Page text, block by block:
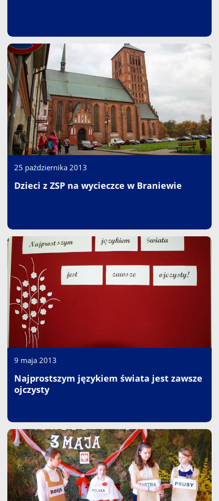
25 października 2013
Dzieci z ZSP na wycieczce w Braniewie
9 maja 2013
Najprostszym językiem świata jest zawsze
ojczysty